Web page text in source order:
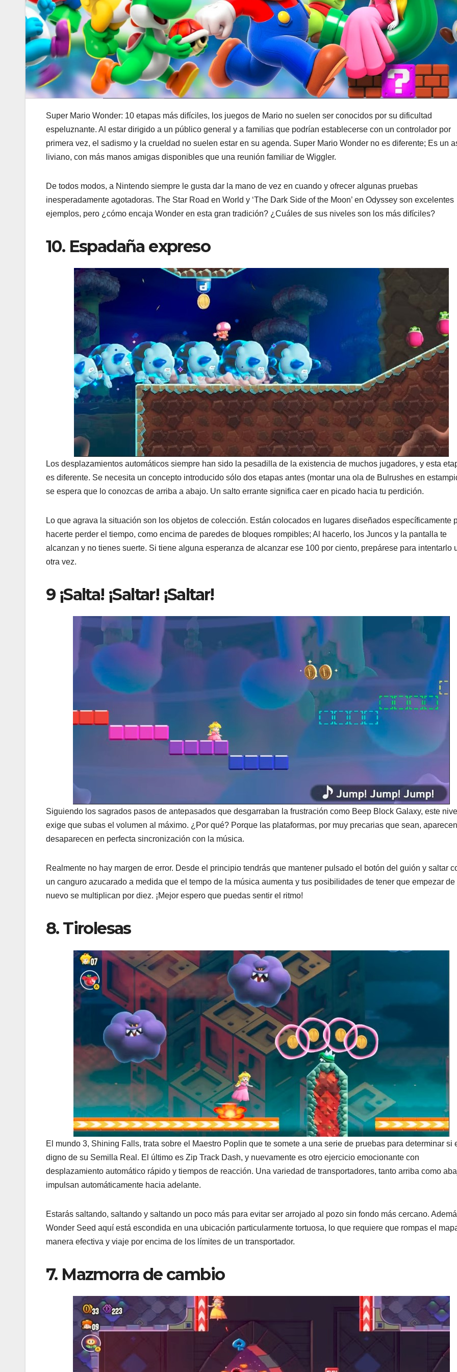
Super Mario Wonder: 10 etapas más difíciles, los juegos de Mario no suelen ser conocidos por su dificultad
espeluznante. Al estar dirigido a un público general y a familias que podrían establecerse con un controlador por
primera vez, el sadismo y la crueldad no suelen estar en su agenda. Super Mario Wonder no es diferente; Es un
liviano, con más manos amigas disponibles que una reunión familiar de Wiggler.
De todos modos, a Nintendo siempre le gusta dar la mano de vez en cuando y ofrecer algunas pruebas
inesperadamente agotadoras. The Star Road en World y ‘The Dark Side of the Moon’ en Odyssey son excelentes
ejemplos, pero ¿cómo encaja Wonder en esta gran tradición? ¿Cuáles de sus niveles son los más difíciles?
10. Espadaña expreso
Los desplazamientos automáticos siempre han sido la pesadilla de la existencia de muchos jugadores, y esta
es diferente. Se necesita un concepto introducido sólo dos etapas antes (montar una ola de Bulrushes en
se espera que lo conozcas de arriba a abajo. Un salto errante significa caer en picado hacia tu perdición.
Lo que agrava la situación son los objetos de colección. Están colocados en lugares diseñados específicamente
hacerte perder el tiempo, como encima de paredes de bloques rompibles; Al hacerlo, los Juncos y la pantalla te
alcanzan y no tienes suerte. Si tiene alguna esperanza de alcanzar ese 100 por ciento, prepárese para intentarlo
otra vez.
9 ¡Salta! ¡Saltar! ¡Saltar!
Siguiendo los sagrados pasos de antepasados ​​que desgarraban la frustración como Beep Block Galaxy, este nivel
exige que subas el volumen al máximo. ¿Por qué? Porque las plataformas, por muy precarias que sean,
desaparecen en perfecta sincronización con la música.
Realmente no hay margen de error. Desde el principio tendrás que mantener pulsado el botón del guión y saltar
un canguro azucarado a medida que el tempo de la música aumenta y tus posibilidades de tener que empezar de
nuevo se multiplican por diez. ¡Mejor espero que puedas sentir el ritmo!
8. Tirolesas
El mundo 3, Shining Falls, trata sobre el Maestro Poplin que te somete a una serie de pruebas para determinar si
digno de su Semilla Real. El último es Zip Track Dash, y nuevamente es otro ejercicio emocionante con
desplazamiento automático rápido y tiempos de reacción. Una variedad de transportadores, tanto arriba como
impulsan automáticamente hacia adelante.
Estarás saltando, saltando y saltando un poco más para evitar ser arrojado al pozo sin fondo más cercano.
Wonder Seed aquí está escondida en una ubicación particularmente tortuosa, lo que requiere que rompas el
manera efectiva y viaje por encima de los límites de un transportador.
7. Mazmorra de cambio